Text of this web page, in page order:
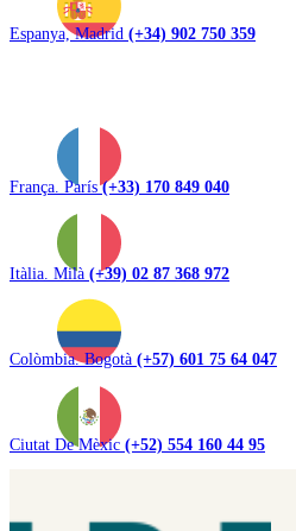
Espanya, Madrid (+34) 902 750 359
França. París(+33) 170 849 040
Itàlia. Milà (+39) 02 87 368 972
Colòmbia. Bogotà (+57) 601 75 64 047
Ciutat De Mèxic (+52) 554 160 44 95